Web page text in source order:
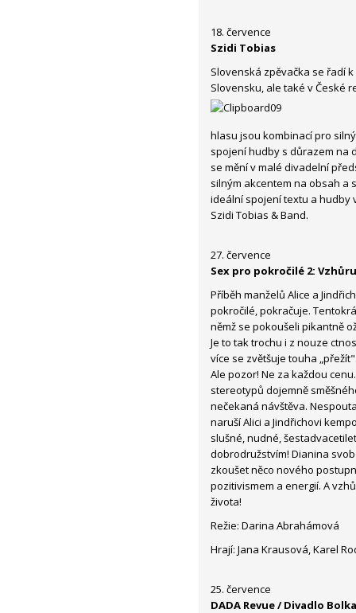
18. července
Szidi Tobias
Slovenská zpěvačka se řadí
Slovensku, ale také v České
hlasu jsou kombinací pro
spojení hudby s důrazem na
se mění v malé divadelní
silným akcentem na obsah a
ideální spojení textu a hudby
Szidi Tobias & Band.
27. července
Sex pro pokročilé 2:
Příběh manželů Alice a
pokročilé, pokračuje.
němž se pokoušeli pikantně
Je to tak trochu i z nouze
více se zvětšuje touha
Ale pozor! Ne za každou
stereotypů dojemně
nečekaná návštěva.
naruší Alici a Jindřichovi
slušné, nudné,
dobrodružstvím! Dianina
zkoušet něco nového
pozitivismem a energií. A
života!
Režie: Darina Abrahámová
Hrají: Jana Krausová, Karel
25. července
DADA Revue / Divadlo